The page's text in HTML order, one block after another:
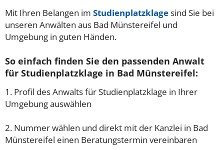
Mit Ihren Belangen im Studienplatzklagesind Sie bei
unseren Anwälten aus Bad Münstereifel und
Umgebung in guten Händen.
So einfach finden Sie den passenden Anwalt
für Studienplatzklage in Bad Münstereifel:
1. Profil des Anwalts für Studienplatzklage in Ihrer
Umgebung auswählen
2. Nummer wählen und direkt mit der Kanzlei in Bad
Münstereifel einen Beratungstermin vereinbaren